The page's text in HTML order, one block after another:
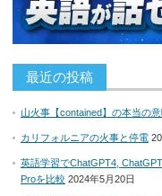
最近の投稿
山火事【contained】の本当の
カリフォルニアの火事と停電
英語学習でChatGPT4,
Proを比較 2024年5月20日